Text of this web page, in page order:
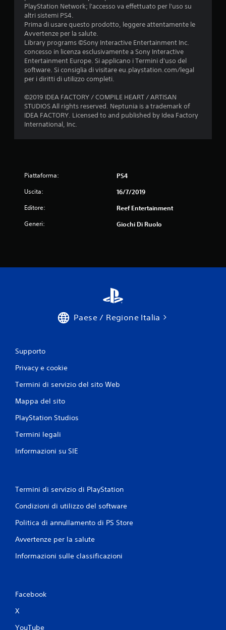
PlayStation Network; l'accesso va effettuato per l'uso su
altri sistemi PS4.
Prima di usare questo prodotto, leggere attentamente le
Avvertenze per la salute.
Library programs ©Sony Interactive Entertainment Inc.
concesso in licenza esclusivamente a Sony Interactive
Entertainment Europe. Si applicano i Termini d'uso del
software. Si consiglia di visitare eu.playstation.com/legal
per i diritti di utilizzo completi.
©2019 IDEA FACTORY / COMPILE HEART / ARTISAN
STUDIOS All rights reserved. Neptunia is a trademark of
IDEA FACTORY. Licensed to and published by Idea Factory
International, Inc.
Piattaforma: PS4
Uscita: 16/7/2019
Editore: Reef Entertainment
Generi: Giochi Di Ruolo
Paese / Regione Italia
Supporto
Privacy e cookie
Termini di servizio del sito Web
Mappa del sito
PlayStation Studios
Termini legali
Informazioni su SIE
Termini di servizio di PlayStation
Condizioni di utilizzo del software
Politica di annullamento di PS Store
Avvertenze per la salute
Informazioni sulle classificazioni
Facebook
X
YouTube